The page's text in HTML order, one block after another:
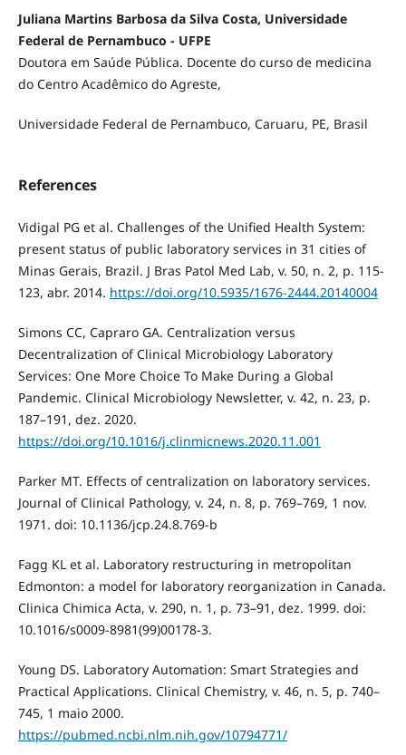
Juliana Martins Barbosa da Silva Costa, Universidade
Federal de Pernambuco - UFPE
Doutora em Saúde Pública. Docente do curso de medicina
do Centro Acadêmico do Agreste,
Universidade Federal de Pernambuco, Caruaru, PE, Brasil
References
Vidigal PG et al. Challenges of the Unified Health System:
present status of public laboratory services in 31 cities of
Minas Gerais, Brazil. J Bras Patol Med Lab, v. 50, n. 2, p. 115-
123, abr. 2014. https://doi.org/10.5935/1676-2444.20140004
Simons CC, Capraro GA. Centralization versus
Decentralization of Clinical Microbiology Laboratory
Services: One More Choice To Make During a Global
Pandemic. Clinical Microbiology Newsletter, v. 42, n. 23, p.
187–191, dez. 2020.
https://doi.org/10.1016/j.clinmicnews.2020.11.001
Parker MT. Effects of centralization on laboratory services.
Journal of Clinical Pathology, v. 24, n. 8, p. 769–769, 1 nov.
1971. doi: 10.1136/jcp.24.8.769-b
Fagg KL et al. Laboratory restructuring in metropolitan
Edmonton: a model for laboratory reorganization in Canada.
Clinica Chimica Acta, v. 290, n. 1, p. 73–91, dez. 1999. doi:
10.1016/s0009-8981(99)00178-3.
Young DS. Laboratory Automation: Smart Strategies and
Practical Applications. Clinical Chemistry, v. 46, n. 5, p. 740–
745, 1 maio 2000.
https://pubmed.ncbi.nlm.nih.gov/10794771/